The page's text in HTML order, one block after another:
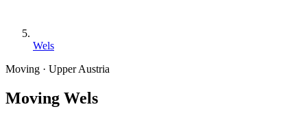
Wels
Moving · Upper Austria
Moving Wels